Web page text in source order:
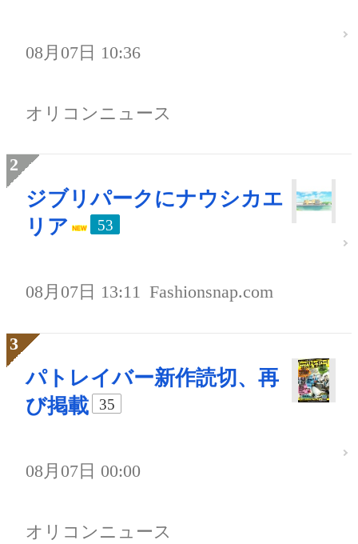
08月07日 10:36
オリコンニュース
ジブリパークにナウシカエ
リア
53
08月07日 13:11 Fashionsnap.com
パトレイバー新作読切、再
び掲載
35
08月07日 00:00
オリコンニュース